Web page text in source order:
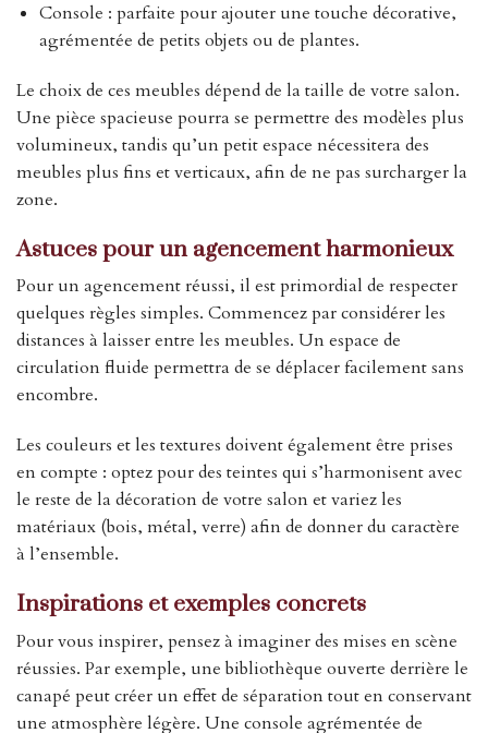
Console : parfaite pour ajouter une touche décorative,
agrémentée de petits objets ou de plantes.
Le choix de ces meubles dépend de la taille de votre salon.
Une pièce spacieuse pourra se permettre des modèles plus
volumineux, tandis qu’un petit espace nécessitera des
meubles plus fins et verticaux, afin de ne pas surcharger la
zone.
Astuces pour un agencement harmonieux
Pour un agencement réussi, il est primordial de respecter
quelques règles simples. Commencez par considérer les
distances à laisser entre les meubles. Un espace de
circulation fluide permettra de se déplacer facilement sans
encombre.
Les couleurs et les textures doivent également être prises
en compte : optez pour des teintes qui s’harmonisent avec
le reste de la décoration de votre salon et variez les
matériaux (bois, métal, verre) afin de donner du caractère
à l’ensemble.
Inspirations et exemples concrets
Pour vous inspirer, pensez à imaginer des mises en scène
réussies. Par exemple, une bibliothèque ouverte derrière le
canapé peut créer un effet de séparation tout en conservant
une atmosphère légère. Une console agrémentée de